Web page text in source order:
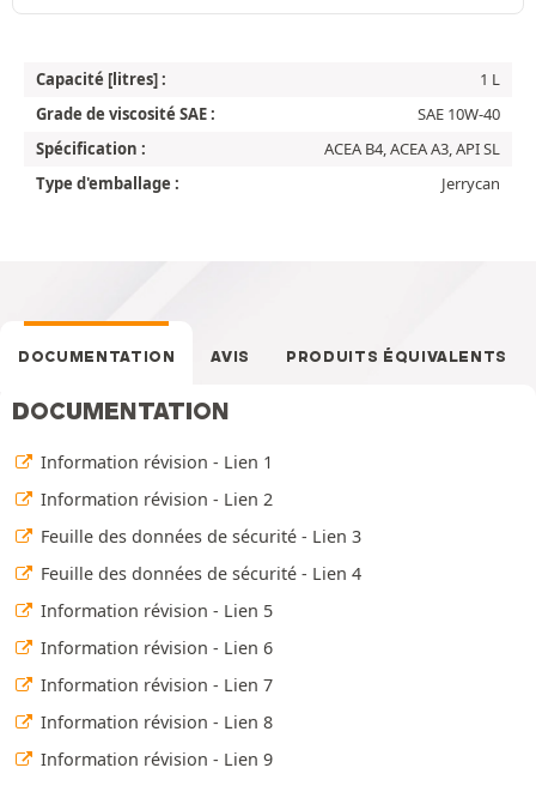
Capacité [litres] :
1 L
Grade de viscosité SAE :
SAE 10W-40
Spécification :
ACEA B4, ACEA A3, API SL
Type d'emballage :
Jerrycan
DOCUMENTATION AVIS PRODUITS ÉQUIVALENTS
DOCUMENTATION
Information révision - Lien 1
Information révision - Lien 2
Feuille des données de sécurité - Lien 3
Feuille des données de sécurité - Lien 4
Information révision - Lien 5
Information révision - Lien 6
Information révision - Lien 7
Information révision - Lien 8
Information révision - Lien 9